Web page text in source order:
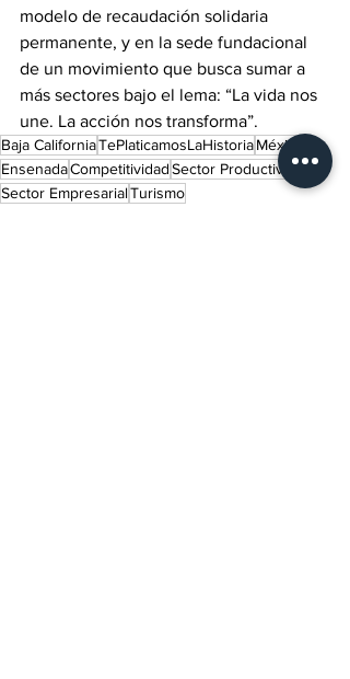
modelo de recaudación solidaria
permanente, y en la sede fundacional
de un movimiento que busca sumar a
más sectores bajo el lema: “La vida nos
une. La acción nos transforma”.
Baja CaliforniaTePlaticamosLaHistoriaMéxico
EnsenadaCompetitividadSector Productivo
Sector EmpresarialTurismo